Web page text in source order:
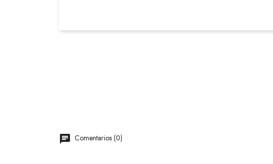
Comentarios (0)